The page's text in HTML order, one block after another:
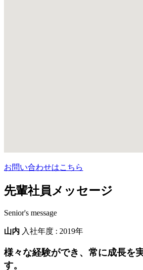
お問い合わせはこちら
先輩社員メッセージ
Senior's message
山内 入社年度 : 2019年
様々な経験ができ、常に成長を
す。